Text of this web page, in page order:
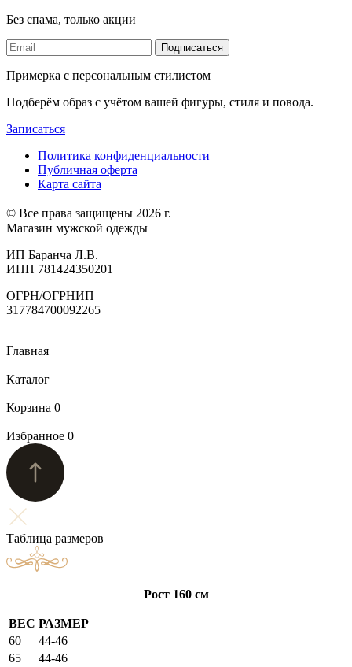
Без спама, только акции
Подписаться
Примерка с персональным стилистом
Подберём образ с учётом вашей фигуры, стиля и повода.
Записаться
Политика конфиденциальности
Публичная оферта
Карта сайта
© Все права защищены 2026 г.
Магазин мужской одежды
ИП Баранча Л.В.
ИНН 781424350201
ОГРН/ОГРНИП
317784700092265
Главная
Каталог
Корзина 0
Избранное 0
Таблица размеров
Рост 160 см
ВЕС РАЗМЕР
60
44-46
65
44-46